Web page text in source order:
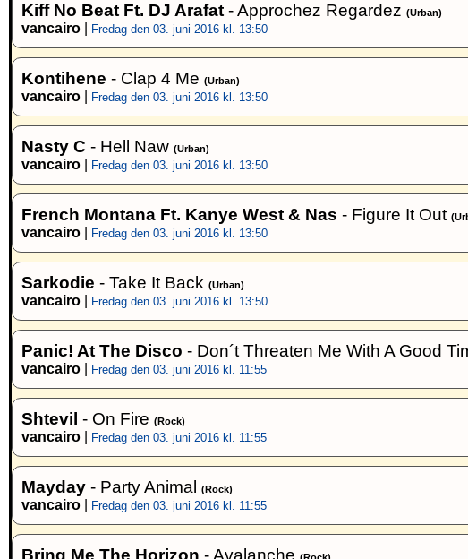
Kiff No Beat Ft. DJ Arafat - Approchez Regardez (Urban)
vancairo Fredag den 03. juni 2016 kl. 13:50
Kontihene - Clap 4 Me (Urban)
vancairo Fredag den 03. juni 2016 kl. 13:50
Nasty C - Hell Naw (Urban)
vancairo Fredag den 03. juni 2016 kl. 13:50
French Montana Ft. Kanye West & Nas - Figure It Out
vancairo Fredag den 03. juni 2016 kl. 13:50
Sarkodie - Take It Back (Urban)
vancairo Fredag den 03. juni 2016 kl. 13:50
Panic! At The Disco - Don´t Threaten Me With A Good
vancairo Fredag den 03. juni 2016 kl. 11:55
Shtevil - On Fire (Rock)
vancairo Fredag den 03. juni 2016 kl. 11:55
Mayday - Party Animal (Rock)
vancairo Fredag den 03. juni 2016 kl. 11:55
Bring Me The Horizon - Avalanche